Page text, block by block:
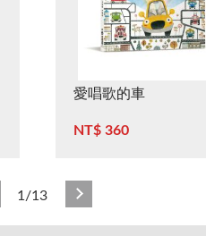
愛唱歌的車
NT$ 360
1/13